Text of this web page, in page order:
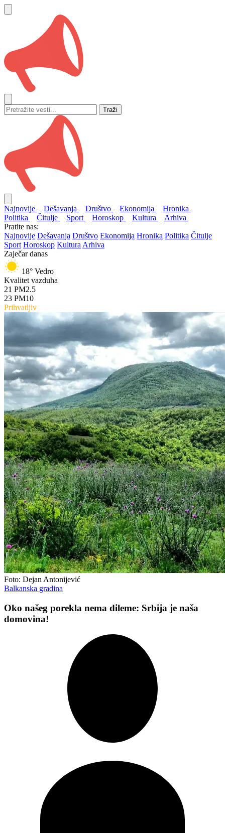
Traži
Najnovije Dešavanja Društvo Ekonomija
Hronika
Politika
Čitulje Sport Horoskop Kultura
Arhiva
Pratite nas:
Najnovije Dešavanja Društvo Ekonomija Hronika Politika Čitulje
Sport Horoskop Kultura Arhiva
Zaječar danas
18° Vedro
Kvalitet vazduha
21 PM2.5
23 PM10
Prihvatljiv
Foto: Dejan Antonijević
Balkanska gradina
Oko našeg porekla nema dileme: Srbija je naša
domovina!